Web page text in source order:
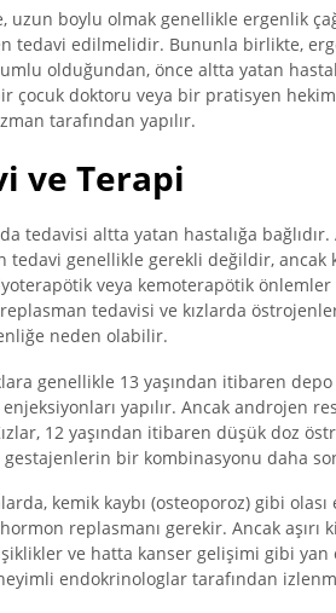
uzun boylu olmak genellikle ergenlik
tedavi edilmelidir. Bununla birlikte,
olduğundan, önce altta yatan
çocuk doktoru veya bir pratisyen
tarafından yapılır.
ve Terapi
tedavisi altta yatan hastalığa
tedavi genellikle gerekli değildir,
veya kemoterapötik önlemler
tedavisi ve kızlarda
neden olabilir.
genellikle 13 yaşından itibaren
yapılır. Ancak androjen
12 yaşından itibaren düşük doz
gestajenlerin bir kombinasyonu daha
kemik kaybı (osteoporoz) gibi
replasmanı gerekir. Ancak aşırı
ve hatta kanser gelişimi gibi yan
endokrinologlar tarafından